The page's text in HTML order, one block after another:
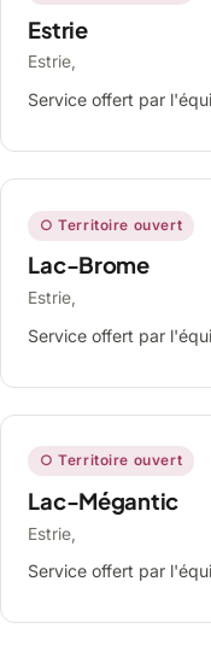
Estrie
Estrie,
Service offert par
○ Territoire ouvert
Lac-Brome
Estrie,
Service offert par
○ Territoire ouvert
Lac-Mégantic
Estrie,
Service offert par